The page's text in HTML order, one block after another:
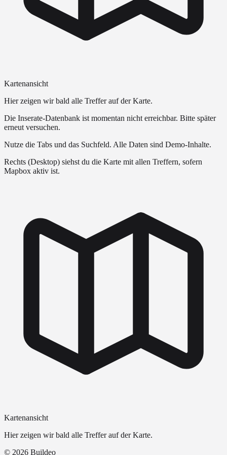
Kartenansicht
Hier zeigen wir bald alle Treffer auf der Karte.
Die Inserate-Datenbank ist momentan nicht erreichbar. Bitte später
erneut versuchen.
Nutze die Tabs und das Suchfeld. Alle Daten sind Demo-Inhalte.
Rechts (Desktop) siehst du die Karte mit allen Treffern, sofern
Mapbox aktiv ist.
Kartenansicht
Hier zeigen wir bald alle Treffer auf der Karte.
© 2026 Buildeo